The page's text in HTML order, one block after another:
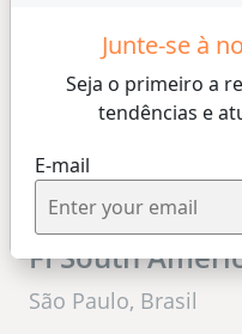
Junte-se à
Seja o primeiro a
tendências e
E-mail
FI South
São Paulo, Brasil